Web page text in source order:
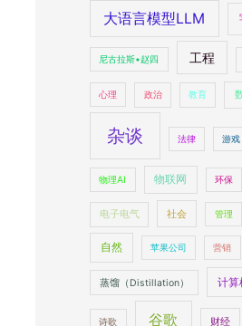
大语言模型LLM
尼古拉斯•赵四 工程
心理 政治 教育
杂谈 法律 游戏
物理AI 物联网 环保
电子电气 社会 管理
自然 苹果公司 营销
蒸馏（Distillation） 计算
诗歌 谷歌 财经